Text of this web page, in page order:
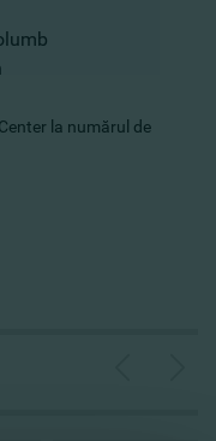
la numărul de